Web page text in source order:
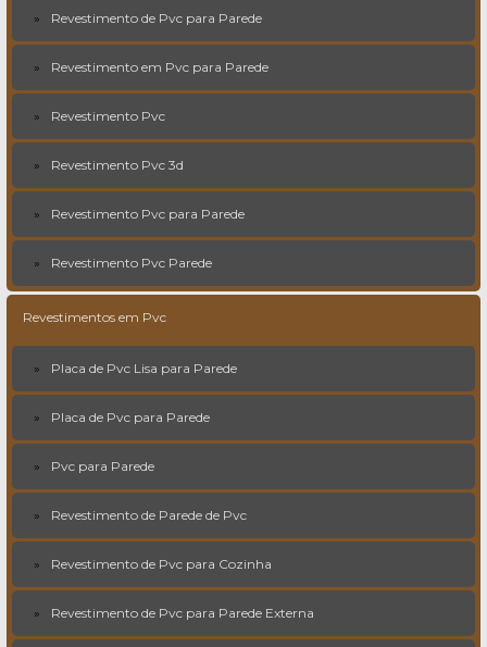
Revestimento de Pvc para Parede
Revestimento em Pvc para Parede
Revestimento Pvc
Revestimento Pvc 3d
Revestimento Pvc para Parede
Revestimento Pvc Parede
Revestimentos em Pvc
Placa de Pvc Lisa para Parede
Placa de Pvc para Parede
Pvc para Parede
Revestimento de Parede de Pvc
Revestimento de Pvc para Cozinha
Revestimento de Pvc para Parede Externa